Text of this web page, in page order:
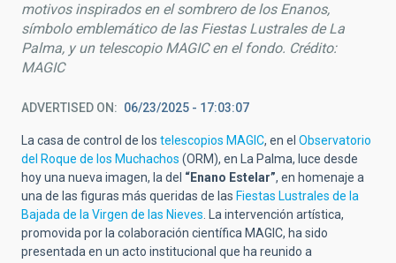
motivos inspirados en el sombrero de los Enanos,
símbolo emblemático de las Fiestas Lustrales de La
Palma, y un telescopio MAGIC en el fondo. Crédito:
MAGIC
ADVERTISED ON 06/23/2025 - 17:03:07
La casa de control de los telescopios MAGIC, en el Observatorio
del Roque de los Muchachos (ORM), en La Palma, luce desde
hoy una nueva imagen, la del “Enano Estelar”, en homenaje a
una de las figuras más queridas de las Fiestas Lustrales de la
Bajada de la Virgen de las Nieves. La intervención artística,
promovida por la colaboración científica MAGIC, ha sido
presentada en un acto institucional que ha reunido a